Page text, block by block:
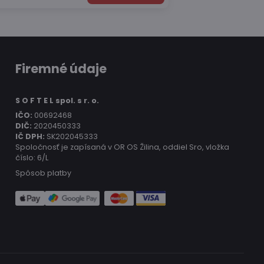
Firemné údaje
S O F T E L spol. s r. o.
IČO: 00692468
DIČ: 2020450333
IČ DPH: SK202045333
Spoločnosť je zapísaná v OR OS Žilina, oddiel Sro, vložka
číslo: 6/L
Spôsob platby